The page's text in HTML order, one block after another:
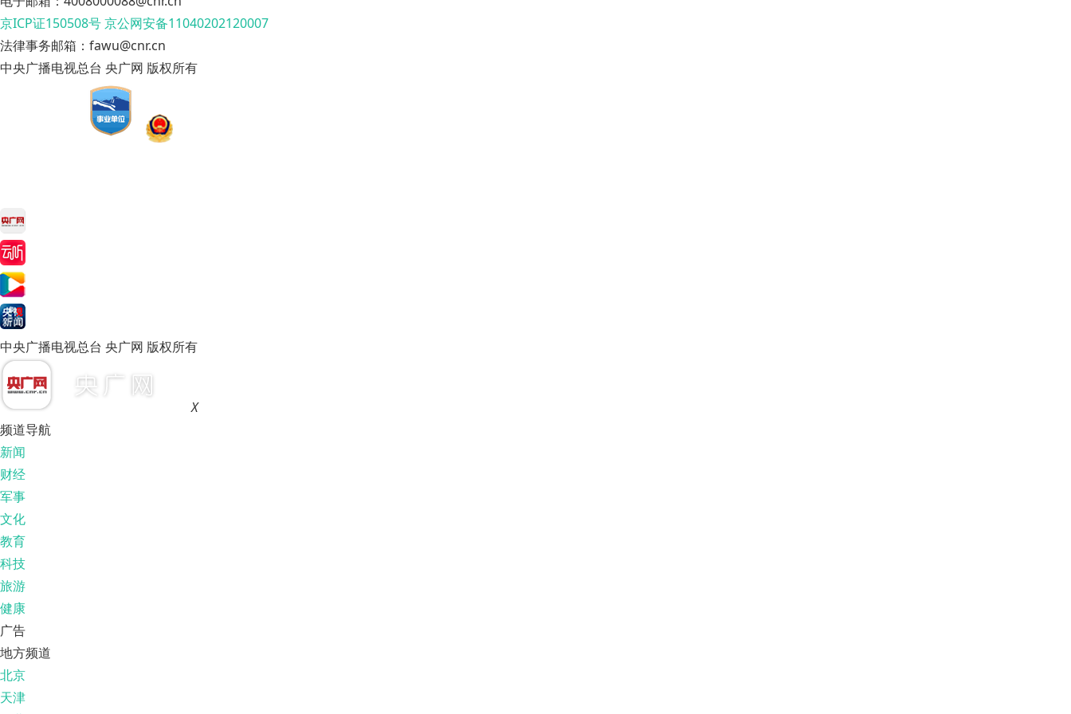
京ICP证150508号京公网安备11040202120007
法律事务邮箱：fawu@cnr.cn
中央广播电视总台 央广网 版权所有
中央广播电视总台 央广网 版权所有
X
频道导航
新闻
财经
军事
文化
教育
科技
旅游
健康
广告
地方频道
北京
天津